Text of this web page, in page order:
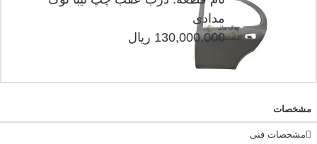
مدادی
130,000,000 ریال
مشخصات
مشخصات فنی